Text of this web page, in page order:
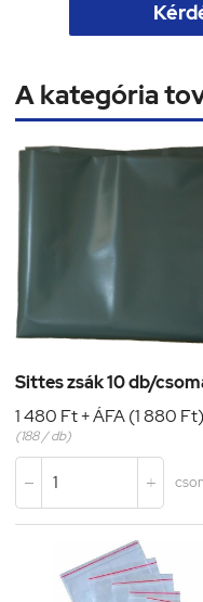
A kategória
Sittes zsák 10 db/
1 480 Ft + ÁFA (1 880 Ft)
(188 / db)
 